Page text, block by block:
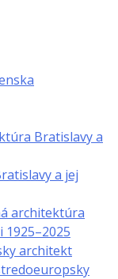
Bratislavy a
a jej
architektúra
architekt